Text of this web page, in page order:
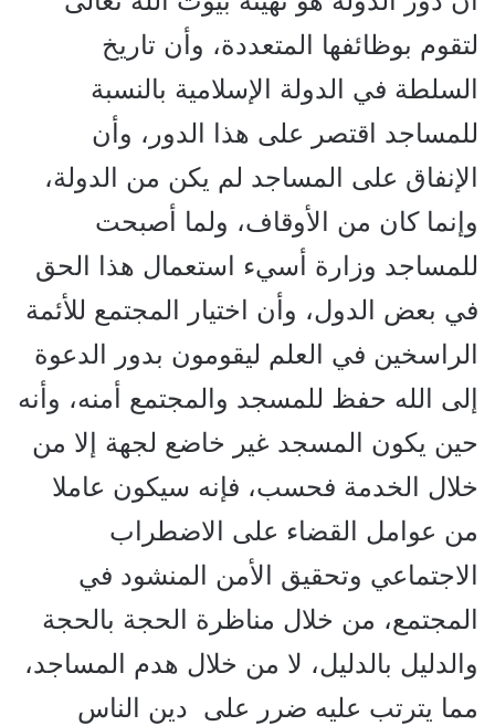
لتقوم بوظائفها المتعددة، وأن تاريخ
السلطة في الدولة الإسلامية بالنسبة
للمساجد اقتصر على هذا الدور، وأن
الإنفاق على المساجد لم يكن من الدولة،
وإنما كان من الأوقاف، ولما أصبحت
للمساجد وزارة أسيء استعمال هذا الحق
في بعض الدول، وأن اختيار المجتمع للأئمة
الراسخين في العلم ليقومون بدور الدعوة
إلى الله حفظ للمسجد والمجتمع أمنه، وأنه
حين يكون المسجد غير خاضع لجهة إلا من
خلال الخدمة فحسب، فإنه سيكون عاملا
من عوامل القضاء على الاضطراب
الاجتماعي وتحقيق الأمن المنشود في
المجتمع، من خلال مناظرة الحجة بالحجة
والدليل بالدليل، لا من خلال هدم المساجد،
مما يترتب عليه ضرر على دين الناس